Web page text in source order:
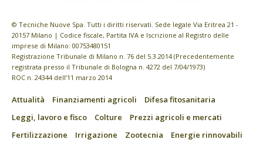
© Tecniche Nuove Spa. Tutti i diritti riservati. Sede legale Via Eritrea 21 -
20157 Milano | Codice fiscale, Partita IVA e Iscrizione al Registro delle
imprese di Milano: 00753480151
Registrazione Tribunale di Milano n. 76 del 5.3.2014 (Precedentemente
registrata presso il Tribunale di Bologna n. 4272 del 7/04/1973)
ROC n. 24344 dell’11 marzo 2014
Attualità Finanziamenti agricoli
Difesa fitosanitaria
Leggi, lavoro e fisco
Colture
Prezzi agricoli e mercati
Fertilizzazione
Irrigazione Zootecnia
Energie rinnovabili